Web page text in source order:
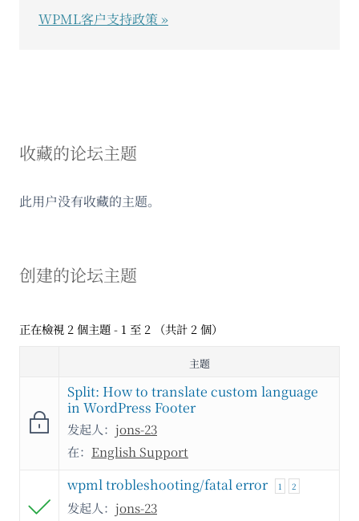
收藏的论坛主题
此用户没有收藏的主题。
创建的论坛主题
正在檢視 2 個主題 - 1 至 2 （共計 2 個）
主题
Split: How to translate custom language
in WordPress Footer
发起人： jons-23
在： English Support
wpml trobleshooting/fatal error 1 2
发起人： jons-23
WPML客户支持政策 »